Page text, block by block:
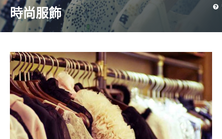
時尚服飾
郵遞/物流管理
特急送件服務
Collapse
特急送件服務概覽
-包機
-專車急送
-混合式運送服務
-手提急件